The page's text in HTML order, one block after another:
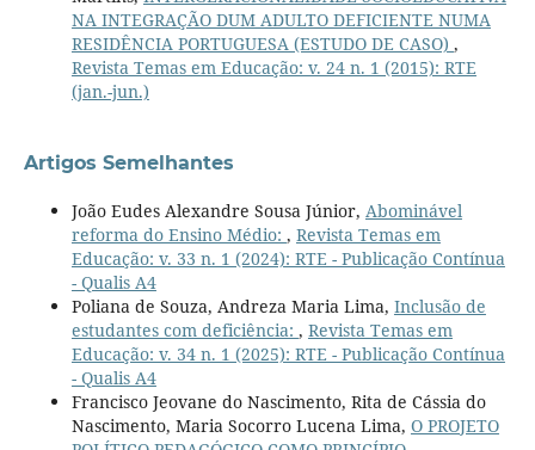
NA INTEGRAÇÃO DUM ADULTO DEFICIENTE NUMA
RESIDÊNCIA PORTUGUESA (ESTUDO DE CASO) ,
Revista Temas em Educação: v. 24 n. 1 (2015): RTE
(jan.-jun.)
Artigos Semelhantes
João Eudes Alexandre Sousa Júnior, Abominável
reforma do Ensino Médio: , Revista Temas em
Educação: v. 33 n. 1 (2024): RTE - Publicação Contínua
- Qualis A4
Poliana de Souza, Andreza Maria Lima, Inclusão de
estudantes com deficiência: , Revista Temas em
Educação: v. 34 n. 1 (2025): RTE - Publicação Contínua
- Qualis A4
Francisco Jeovane do Nascimento, Rita de Cássia do
Nascimento, Maria Socorro Lucena Lima, O PROJETO